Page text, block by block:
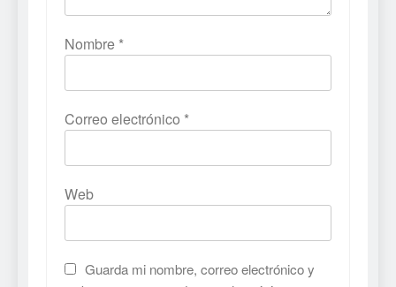
Nombre *
Correo electrónico *
Web
Guarda mi nombre, correo electrónico y